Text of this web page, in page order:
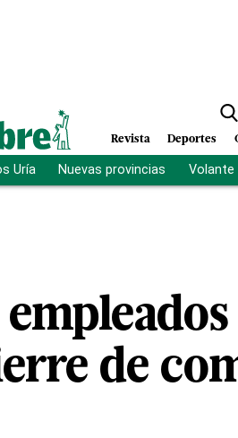
Revista Deportes
Uría Nuevas provincias Volante
de